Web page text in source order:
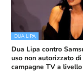
DUA LIPA
Dua Lipa contro
uso non autorizzato
campagne TV a